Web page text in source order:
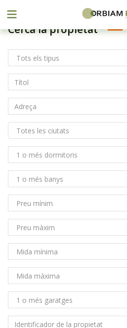
Skip
content
Menu
Cerca la propietat
Totes les ciutats